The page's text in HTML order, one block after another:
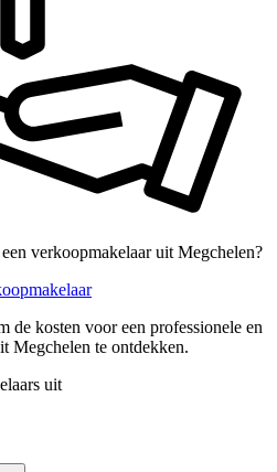
verkoopmakelaar uit Megchelen?
de kosten voor een professionele en
Megchelen te ontdekken.
uit